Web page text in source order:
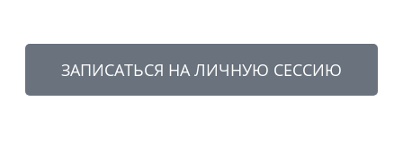
ЗАПИСАТЬСЯ НА ЛИЧНУЮ СЕССИЮ